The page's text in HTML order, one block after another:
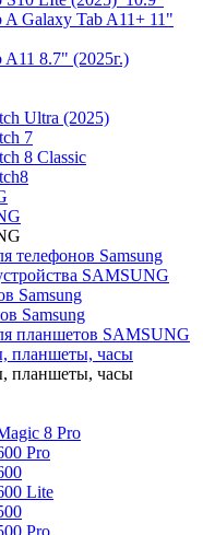
A Galaxy Tab A11+ 11"
A11 8.7" (2025г.)
Ultra (2025)
7
8 Classic
телефонов Samsung
SAMSUNG
Samsung
Samsung
планшетов SAMSUNG
планшеты, часы
планшеты, часы
8 Pro
Pro
Lite
Pro